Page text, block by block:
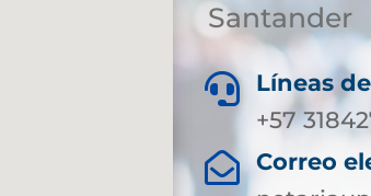
Santander

Líneas
+57
 Correo